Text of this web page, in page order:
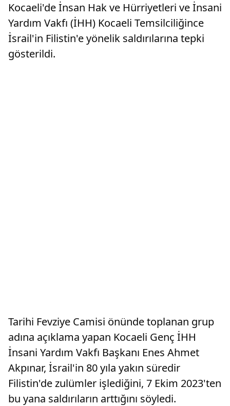
Kocaeli'de İnsan Hak ve Hürriyetleri ve İnsani
Yardım Vakfı (İHH) Kocaeli Temsilciliğince
İsrail'in Filistin'e yönelik saldırılarına tepki
gösterildi.
Tarihi Fevziye Camisi önünde toplanan grup
adına açıklama yapan Kocaeli Genç İHH
İnsani Yardım Vakfı Başkanı Enes Ahmet
Akpınar, İsrail'in 80 yıla yakın süredir
Filistin'de zulümler işlediğini, 7 Ekim 2023'ten
bu yana saldırıların arttığını söyledi.